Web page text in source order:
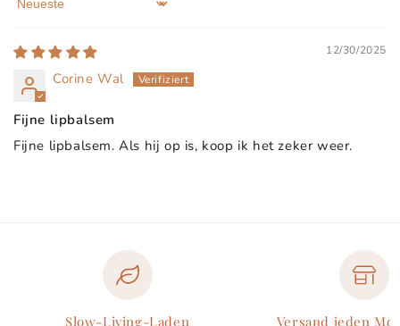
Sort by
12/30/2025
Corine Wal
Fijne lipbalsem
Fijne lipbalsem. Als hij op is, koop ik het zeker weer.
Slow-Living-Laden
Versand jeden